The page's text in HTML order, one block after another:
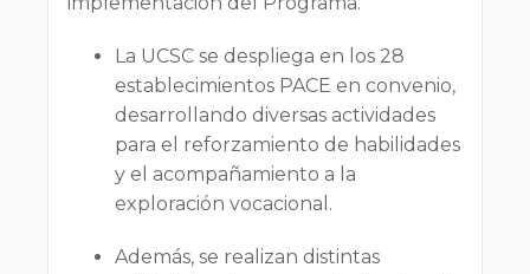
La UCSC se despliega en los 28
establecimientos PACE en convenio,
desarrollando diversas actividades
para el reforzamiento de habilidades
y el acompañamiento a la
exploración vocacional.
Además, se realizan distintas